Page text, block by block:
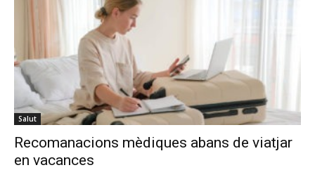
Salut
Recomanacions mèdiques abans de viatjar
en vacances